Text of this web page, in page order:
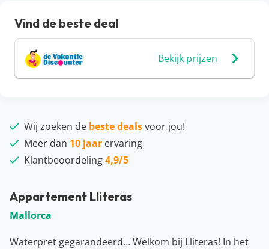
Appartement Lliteras
Mallorca
Waterpret gegarandeerd… Welkom bij Lliteras! In het
Vind de beste deal
Bekijk prijzen
Wij zoeken de beste dealsvoor jou!
Meer dan 10 jaar ervaring
Klantbeoordeling4,9/5